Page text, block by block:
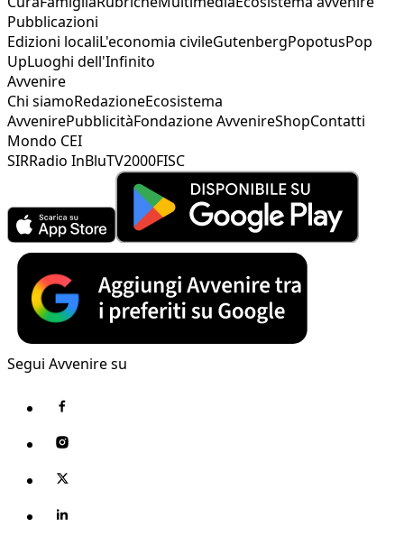
Pubblicazioni
Edizioni localiL'economia civileGutenbergPopotusPop
UpLuoghi dell'Infinito
Avvenire
Chi siamoRedazioneEcosistema
AvvenirePubblicitàFondazione AvvenireShopContatti
Mondo CEI
SIRRadio InBluTV2000FISC
Segui Avvenire su